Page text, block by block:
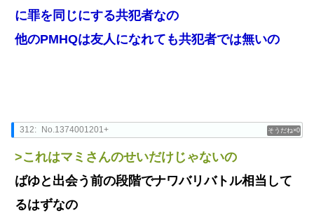
に罪を同じにする共犯者なの
他のPMHQは友人になれても共犯者では無いの
0
312: No.1374001201+
>これはマミさんのせいだけじゃないの
ばゆと出会う前の段階でナワバリバトル相当して
るはずなの